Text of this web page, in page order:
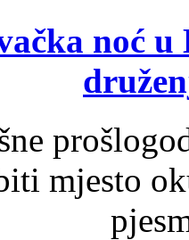
noć
mjesto